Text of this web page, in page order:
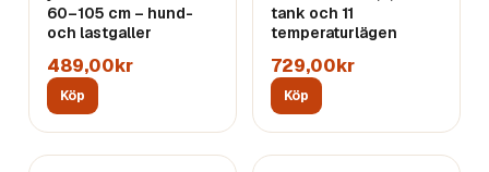
60–105 cm – hund-
och lastgaller
489,00kr
Köp
tank och 11
temperaturlägen
729,00kr
Köp